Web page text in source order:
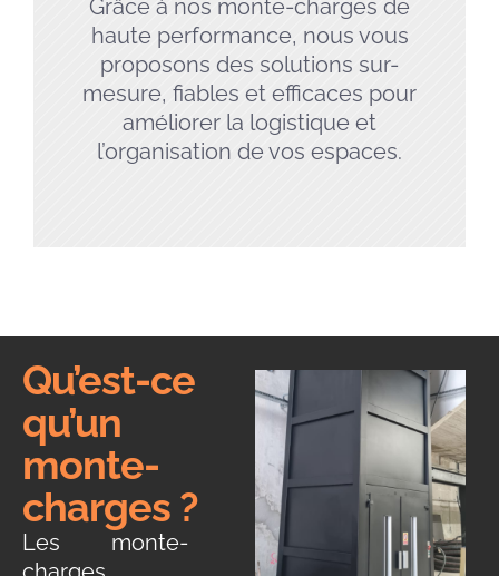
Grâce à nos monte-charges de
haute performance, nous vous
proposons des solutions sur-
mesure, fiables et efficaces pour
améliorer la logistique et
l’organisation de vos espaces.
Qu’est-ce
qu’un
monte-
charges ?
Les monte-